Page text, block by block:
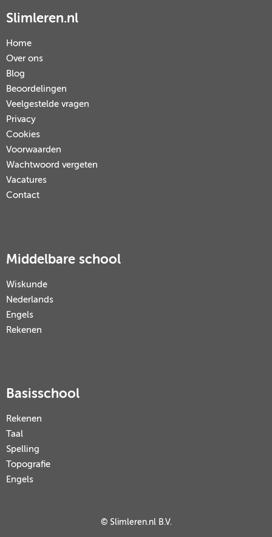
Slimleren.nl
Home
Over ons
Blog
Beoordelingen
Veelgestelde vragen
Privacy
Cookies
Voorwaarden
Wachtwoord vergeten
Vacatures
Contact
Middelbare school
Wiskunde
Nederlands
Engels
Rekenen
Basisschool
Rekenen
Taal
Spelling
Topografie
Engels
© Slimleren.nl B.V.